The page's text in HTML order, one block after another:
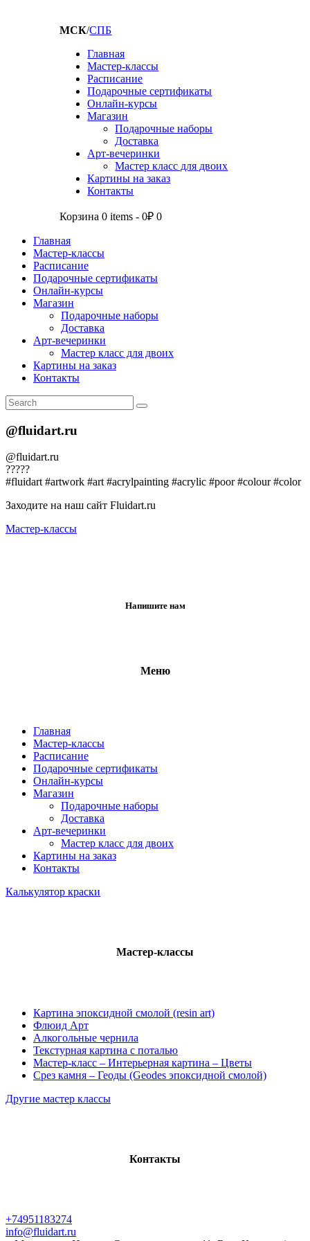
МСК/СПБ
Главная
Мастер-классы
Расписание
Подарочные сертификаты
Онлайн-курсы
Магазин
Подарочные наборы
Доставка
Арт-вечеринки
Мастер класс для двоих
Картины на заказ
Контакты
Корзина 0 items -0₽ 0
Главная
Мастер-классы
Расписание
Подарочные сертификаты
Онлайн-курсы
Магазин
Подарочные наборы
Доставка
Арт-вечеринки
Мастер класс для двоих
Картины на заказ
Контакты
@fluidart.ru
@fluidart.ru
?????
#fluidart #artwork #art #acrylpainting #acrylic #poor #colour #color
Заходите на наш сайт Fluidart.ru
Мастер-классы
Напишите нам
Меню
Главная
Мастер-классы
Расписание
Подарочные сертификаты
Онлайн-курсы
Магазин
Подарочные наборы
Доставка
Арт-вечеринки
Мастер класс для двоих
Картины на заказ
Контакты
Калькулятор краски
Мастер-классы
Картина эпоксидной смолой (resin art)
Флюид Арт
Алкогольные чернила
Текстурная картина с поталью
Мастер-класс – Интерьерная картина – Цветы
Срез камня – Геоды (Geodes эпоксидной смолой)
Другие мастер классы
Контакты
+74951183274
info@fluidart.ru